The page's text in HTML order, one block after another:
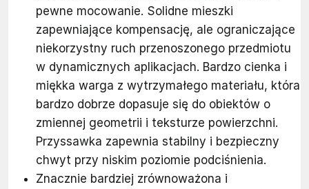
pewne mocowanie. Solidne mieszki
zapewniające kompensację, ale ograniczające
niekorzystny ruch przenoszonego przedmiotu
w dynamicznych aplikacjach. Bardzo cienka i
miękka warga z wytrzymałego materiału, która
bardzo dobrze dopasuje się do obiektów o
zmiennej geometrii i teksturze powierzchni.
Przyssawka zapewnia stabilny i bezpieczny
chwyt przy niskim poziomie podciśnienia.
Znacznie bardziej zrównoważona i